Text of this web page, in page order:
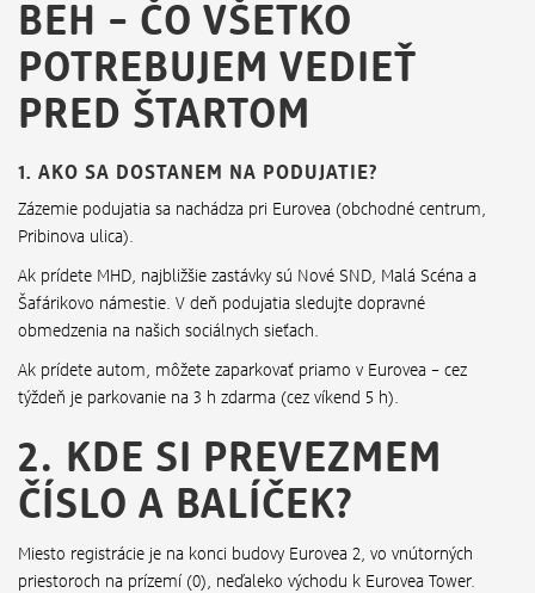
BEH – ČO VŠETKO
POTREBUJEM VEDIEŤ
PRED ŠTARTOM
1. AKO SA DOSTANEM NA PODUJATIE?
Zázemie podujatia sa nachádza pri Eurovea (obchodné centrum,
Pribinova ulica).
Ak prídete MHD, najbližšie zastávky sú Nové SND, Malá Scéna a
Šafárikovo námestie. V deň podujatia sledujte dopravné
obmedzenia na našich sociálnych sieťach.
Ak prídete autom, môžete zaparkovať priamo v Eurovea – cez
týždeň je parkovanie na 3 h zdarma (cez víkend 5 h).
2. KDE SI PREVEZMEM
ČÍSLO A BALÍČEK?
Miesto registrácie je na konci budovy Eurovea 2, vo vnútorných
priestoroch na prízemí (0), neďaleko východu k Eurovea Tower.